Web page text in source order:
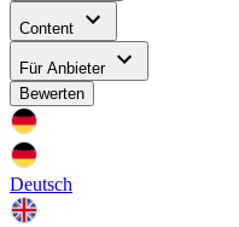
Content
Für Anbieter
Bewerten
Deutsch